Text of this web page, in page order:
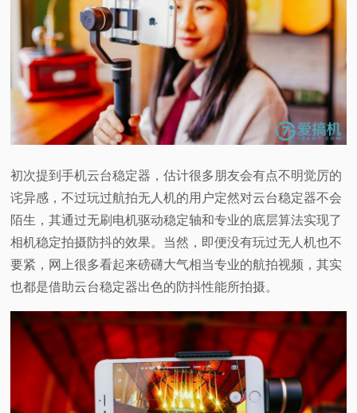
普
体
验
专
题
初次提到手机云台稳定器，估计很多朋友会有点不明觉厉的
诧异感，不过玩过航拍无人机的用户定然对云台稳定器不会
陌生，其通过无刷电机驱动稳定轴和专业的底层算法实现了
相机稳定拍摄防抖的效果。当然，即便没有玩过无人机也不
要紧，网上很多看起来磅礴大气相当专业的航拍视频，其实
也都是借助云台稳定器出色的防抖性能所拍摄。